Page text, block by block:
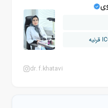
dr.f.khatavi